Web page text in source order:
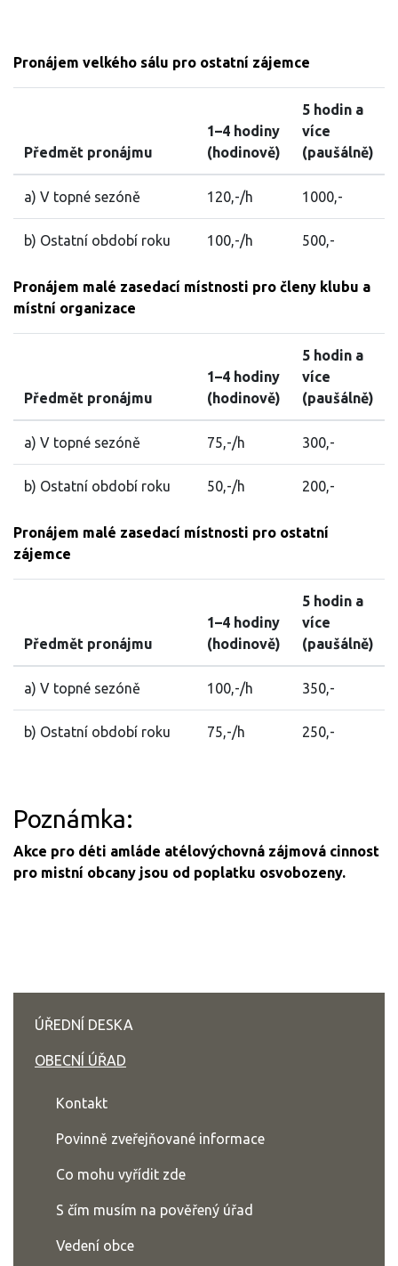
Pronájem velkého sálu pro ostatní zájemce
Předmět pronájmu
1–4 hodiny
(hodinově)
5 hodin a
více
(paušálně)
a) V topné sezóně 120,-/h 1000,-
b) Ostatní období roku 100,-/h 500,-
Pronájem malé zasedací místnosti pro členy klubu a
místní organizace
Předmět pronájmu
1–4 hodiny
(hodinově)
5 hodin a
více
(paušálně)
a) V topné sezóně 75,-/h 300,-
b) Ostatní období roku 50,-/h 200,-
Pronájem malé zasedací místnosti pro ostatní
zájemce
Předmět pronájmu
1–4 hodiny
(hodinově)
5 hodin a
více
(paušálně)
a) V topné sezóně 100,-/h 350,-
b) Ostatní období roku 75,-/h 250,-
Poznámka:
Akce pro déti amláde atélovýchovná zájmová cinnost
pro mistní obcany jsou od poplatku osvobozeny.
ÚŘEDNÍ DESKA
OBECNÍ ÚŘAD
Kontakt
Povinně zveřejňované informace
Co mohu vyřídit zde
S čím musím na pověřený úřad
Vedení obce